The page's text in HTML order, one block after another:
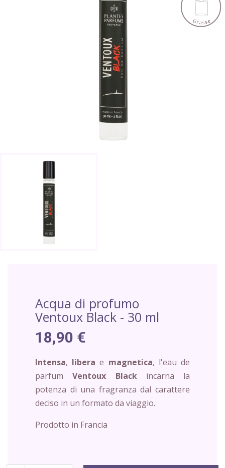
Acqua di profumo
Ventoux Black - 30 ml
18,90 €
Intensa, libera e magnetica, l'eau de
parfumVentoux Blackincarna la
potenza di una fragranza dal carattere
deciso in un formato da viaggio.
Prodotto in Francia